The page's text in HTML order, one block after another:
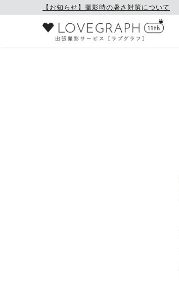
【お知らせ】撮影時の暑さ対策について